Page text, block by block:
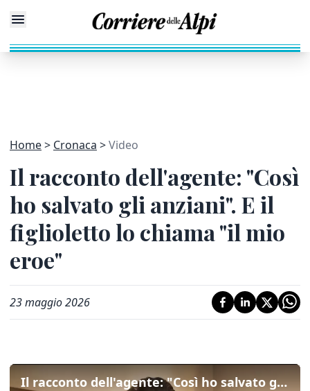
Home Cronaca Video
Il racconto dell'agente: "Così
ho salvato gli anziani". E il
figlioletto lo chiama "il mio
eroe"
23 maggio 2026
Il racconto dell'agente: "Così ho salvato gli anziani". E il figlioletto lo chiama "il mio eroe"